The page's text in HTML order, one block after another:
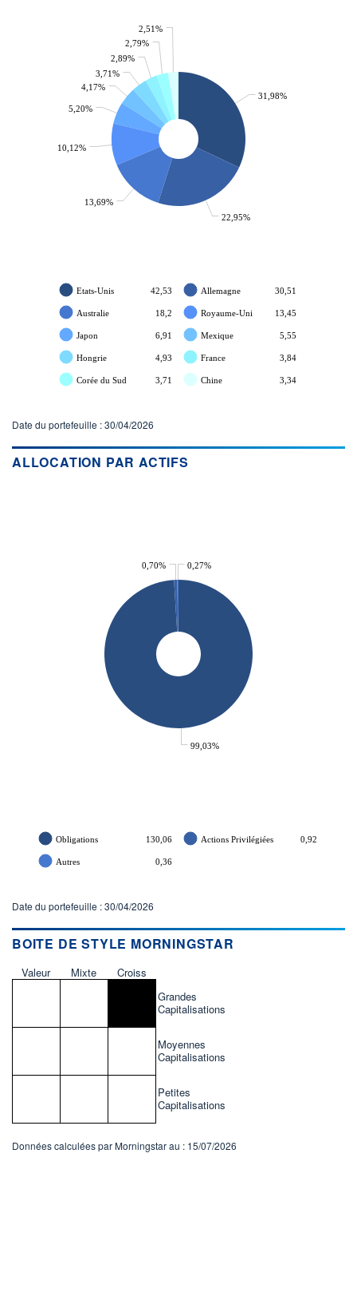
+ PORTEFEUILLE
31,98%
22,95%
13,69%
10,12%
5,20%
4,17%
3,71%
2,89%
2,79%
2,51%
Etats-Unis 42,53 Allemagne 30,51
Australie 18,2 Royaume-Uni 13,45
Japon 6,91 Mexique 5,55
Hongrie 4,93 France 3,84
Corée du Sud 3,71 Chine 3,34
Date du portefeuille : 30/04/2026
ALLOCATION PAR ACTIFS
99,03%
0,70% 0,27%
Obligations 130,06 Actions Privilégiées 0,92
Autres 0,36
Date du portefeuille : 30/04/2026
BOITE DE STYLE MORNINGSTAR
Valeur Mixte
Croiss
Grandes
Capitalisations
Moyennes
Capitalisations
Petites
Capitalisations
Données calculées par Morningstar au : 15/07/2026